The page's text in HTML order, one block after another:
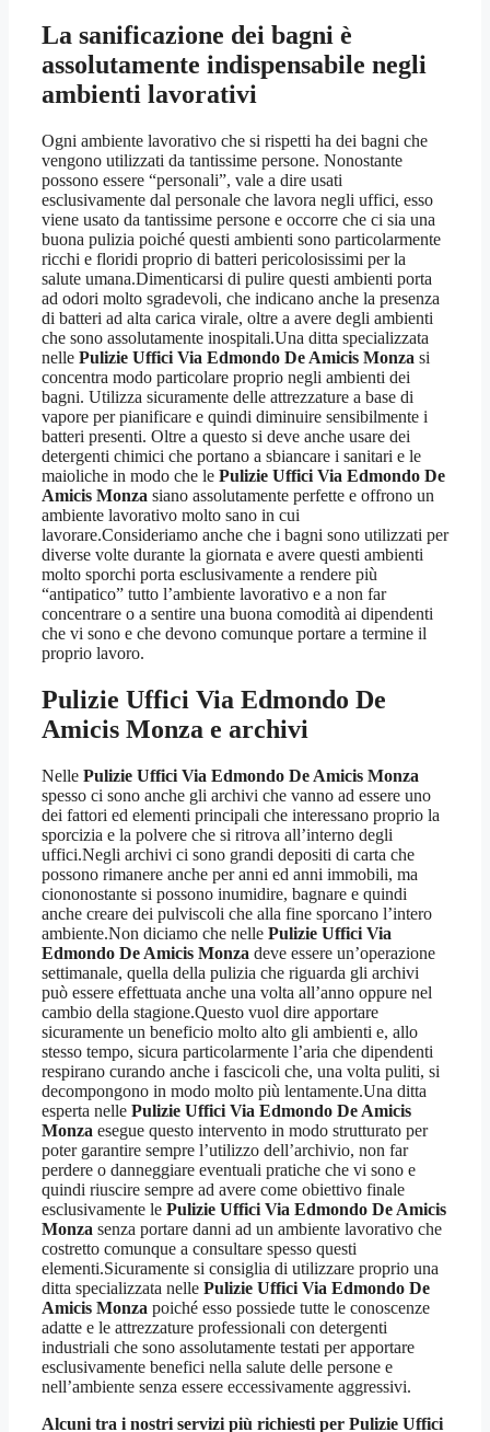
La sanificazione dei bagni è
assolutamente indispensabile negli
ambienti lavorativi
Ogni ambiente lavorativo che si rispetti ha dei bagni che
vengono utilizzati da tantissime persone. Nonostante
possono essere “personali”, vale a dire usati
esclusivamente dal personale che lavora negli uffici, esso
viene usato da tantissime persone e occorre che ci sia una
buona pulizia poiché questi ambienti sono particolarmente
ricchi e floridi proprio di batteri pericolosissimi per la
salute umana.Dimenticarsi di pulire questi ambienti porta
ad odori molto sgradevoli, che indicano anche la presenza
di batteri ad alta carica virale, oltre a avere degli ambienti
che sono assolutamente inospitali.Una ditta specializzata
nelle Pulizie Uffici Via Edmondo De Amicis Monza si
concentra modo particolare proprio negli ambienti dei
bagni. Utilizza sicuramente delle attrezzature a base di
vapore per pianificare e quindi diminuire sensibilmente i
batteri presenti. Oltre a questo si deve anche usare dei
detergenti chimici che portano a sbiancare i sanitari e le
maioliche in modo che le Pulizie Uffici Via Edmondo De
Amicis Monza siano assolutamente perfette e offrono un
ambiente lavorativo molto sano in cui
lavorare.Consideriamo anche che i bagni sono utilizzati per
diverse volte durante la giornata e avere questi ambienti
molto sporchi porta esclusivamente a rendere più
“antipatico” tutto l’ambiente lavorativo e a non far
concentrare o a sentire una buona comodità ai dipendenti
che vi sono e che devono comunque portare a termine il
proprio lavoro.
Pulizie Uffici Via Edmondo De
Amicis Monza e archivi
Nelle Pulizie Uffici Via Edmondo De Amicis Monza
spesso ci sono anche gli archivi che vanno ad essere uno
dei fattori ed elementi principali che interessano proprio la
sporcizia e la polvere che si ritrova all’interno degli
uffici.Negli archivi ci sono grandi depositi di carta che
possono rimanere anche per anni ed anni immobili, ma
ciononostante si possono inumidire, bagnare e quindi
anche creare dei pulviscoli che alla fine sporcano l’intero
ambiente.Non diciamo che nelle Pulizie Uffici Via
Edmondo De Amicis Monza deve essere un’operazione
settimanale, quella della pulizia che riguarda gli archivi
può essere effettuata anche una volta all’anno oppure nel
cambio della stagione.Questo vuol dire apportare
sicuramente un beneficio molto alto gli ambienti e, allo
stesso tempo, sicura particolarmente l’aria che dipendenti
respirano curando anche i fascicoli che, una volta puliti, si
decompongono in modo molto più lentamente.Una ditta
esperta nelle Pulizie Uffici Via Edmondo De Amicis
Monza esegue questo intervento in modo strutturato per
poter garantire sempre l’utilizzo dell’archivio, non far
perdere o danneggiare eventuali pratiche che vi sono e
quindi riuscire sempre ad avere come obiettivo finale
esclusivamente le Pulizie Uffici Via Edmondo De Amicis
Monza senza portare danni ad un ambiente lavorativo che
costretto comunque a consultare spesso questi
elementi.Sicuramente si consiglia di utilizzare proprio una
ditta specializzata nelle Pulizie Uffici Via Edmondo De
Amicis Monza poiché esso possiede tutte le conoscenze
adatte e le attrezzature professionali con detergenti
industriali che sono assolutamente testati per apportare
esclusivamente benefici nella salute delle persone e
nell’ambiente senza essere eccessivamente aggressivi.
Alcuni tra i nostri servizi più richiesti per Pulizie Uffici